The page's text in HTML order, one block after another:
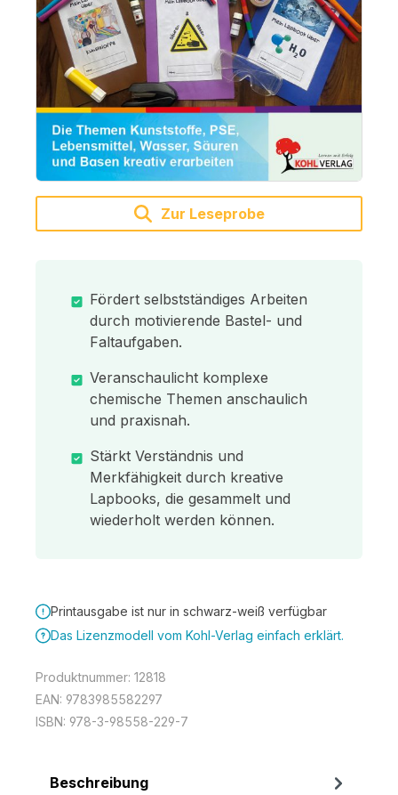
Zur Leseprobe
Fördert selbstständiges Arbeiten
durch motivierende Bastel- und
Faltaufgaben.
Veranschaulicht komplexe
chemische Themen anschaulich
und praxisnah.
Stärkt Verständnis und
Merkfähigkeit durch kreative
Lapbooks, die gesammelt und
wiederholt werden können.
Printausgabe ist nur in schwarz-weiß verfügbar
Das Lizenzmodell vom Kohl-Verlag einfach erklärt.
Produktnummer: 12818
EAN: 9783985582297
ISBN: 978-3-98558-229-7
Beschreibung